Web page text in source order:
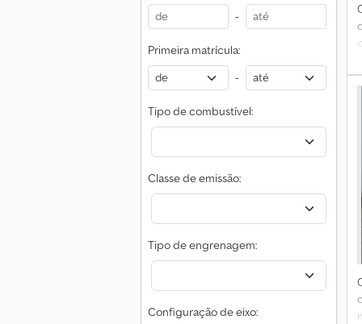
-
Primeira matrícula:
-
Tipo de combustível:
Classe de emissão:
Tipo de engrenagem:
Configuração de eixo: